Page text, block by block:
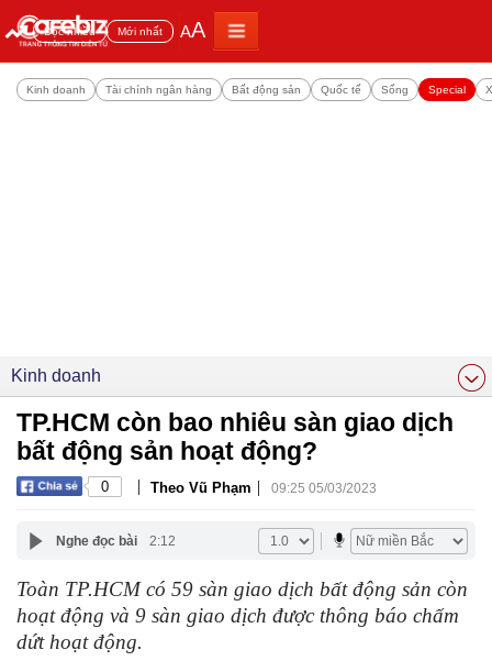
Đọc nhiều Mới nhất AA
Kinh doanh Tài chính ngân hàng Bất động sản Quốc tế Sống Special
Kinh doanh
TP.HCM còn bao nhiêu sàn giao dịch
bất động sản hoạt động?
0 | Theo Vũ Phạm | 09:25 05/03/2023
Nghe đọc bài 2:12
Toàn TP.HCM có 59 sàn giao dịch bất động sản còn
hoạt động và 9 sàn giao dịch được thông báo chấm
dứt hoạt động.